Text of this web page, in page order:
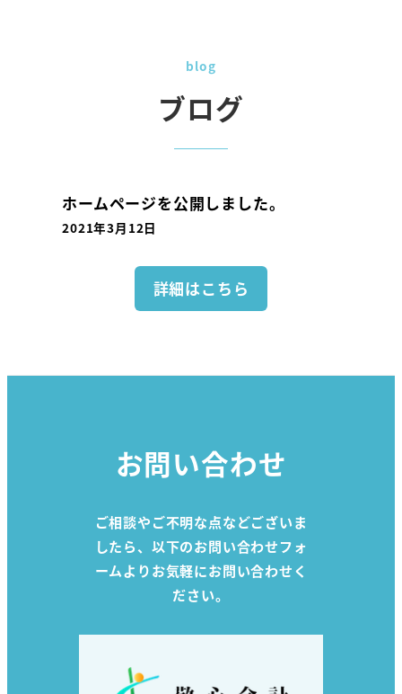
blog
ブログ
ホームページを公開しました。
2021年3月12日
詳細はこちら
お問い合わせ
ご相談やご不明な点などございま
したら、以下のお問い合わせフォ
ームよりお気軽にお問い合わせく
ださい。